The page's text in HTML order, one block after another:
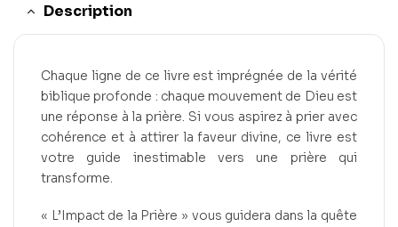
Description
Chaque ligne de ce livre est imprégnée de la vérité
biblique profonde : chaque mouvement de Dieu est
une réponse à la prière. Si vous aspirez à prier avec
cohérence et à attirer la faveur divine, ce livre est
votre guide inestimable vers une prière qui
transforme.
« L’Impact de la Prière » vous guidera dans la quête